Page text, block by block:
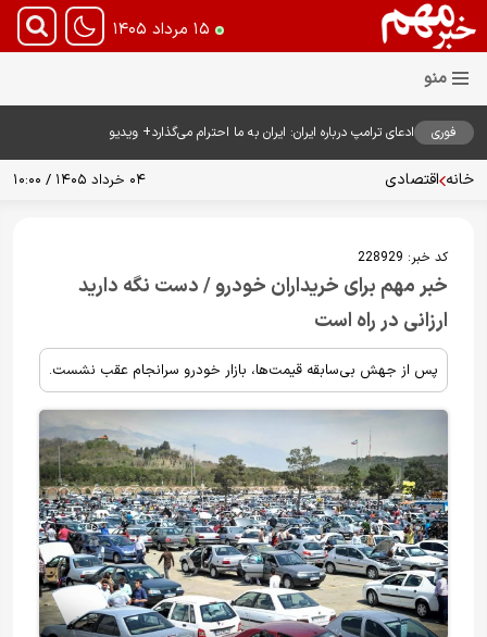
۱۵ مرداد ۱۴۰۵
فوری ادعای ترامپ درباره ایران: ایران به ما احترام می‌گذارد+ ویدیو
خانه اقتصادی ۰۴ خرداد ۱۴۰۵ / ۱۰:۰۰
کد خبر: 228929
خبر مهم برای خریداران خودرو / دست نگه دارید
ارزانی در راه است
پس از جهش بی‌سابقه قیمت‌ها، بازار خودرو سرانجام عقب نشست.